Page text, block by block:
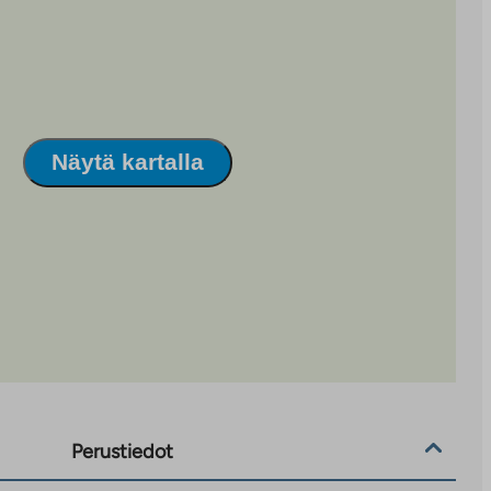
Näytä kartalla
Perustiedot